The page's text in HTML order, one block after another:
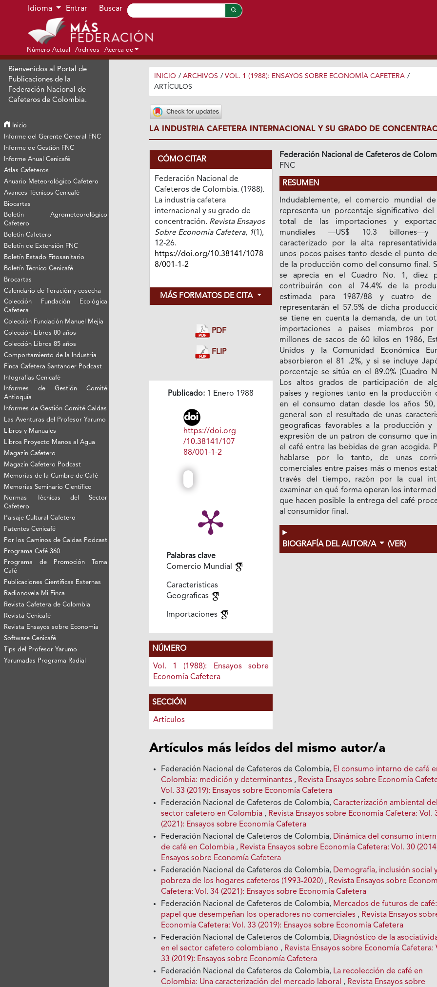
Ir al menú de navegación principal
Ir al contenido principal
Ir al pie de página del sitio
Idioma Entrar Buscar
Número Actual Archivos Acerca de
Bienvenidos al Portal de
Publicaciones de la
Federación Nacional de
Cafeteros de Colombia.
Inicio
Informe del Gerente General FNC
Informe de Gestión FNC
Informe Anual Cenicafé
Atlas Cafeteros
Anuario Meteorológico Cafetero
Avances Técnicos Cenicafé
Biocartas
Boletín Agrometeorológico
Cafetero
Boletín Cafetero
Boletín de Extensión FNC
Boletín Estado Fitosanitario
Boletín Técnico Cenicafé
Brocartas
Calendario de floración y cosecha
Colección Fundación Ecológica
Cafetera
Colección Fundación Manuel Mejía
Colección Libros 80 años
Colección Libros 85 años
Comportamiento de la Industria
Finca Cafetera Santander Podcast
Infografías Cenicafé
Informes de Gestión Comité
Antioquía
Informes de Gestión Comité Caldas
Las Aventuras del Profesor Yarumo
Libros y Manuales
Libros Proyecto Manos al Agua
Magazín Cafetero
Magazín Cafetero Podcast
Memorias de la Cumbre de Café
Memorias Seminario Científico
Normas Técnicas del Sector
Cafetero
Paisaje Cultural Cafetero
Patentes Cenicafé
Por los Caminos de Caldas Podcast
Programa Café 360
Programa de Promoción Toma
Café
Publicaciones Científicas Externas
Radionovela Mi Finca
Revista Cafetera de Colombia
Revista Cenicafé
Revista Ensayos sobre Economía
Software Cenicafé
Tips del Profesor Yarumo
Yarumadas Programa Radial
INICIO / ARCHIVOS / VOL. 1 (1988): ENSAYOS SOBRE ECONOMÍA CAFETERA /
ARTÍCULOS
LA INDUSTRIA CAFETERA INTERNACIONAL Y SU GRADO DE
CÓMO CITAR
Federación Nacional de
Cafeteros de Colombia. (1988).
La industria cafetera
internacional y su grado de
concentración. Revista Ensayos
Sobre Economía Cafetera, 1(1),
12-26.
https://doi.org/10.38141/1078
8/001-1-2
MÁS FORMATOS DE CITA
PDF
FLIP
Publicado: 1 Enero 1988
https://doi.org
/10.38141/107
88/001-1-2
Palabras clave
Comercio Mundial
Caracteristicas
Geograficas
Importaciones
NÚMERO
Vol. 1 (1988): Ensayos sobre
Economía Cafetera
SECCIÓN
Artículos
Federación Nacional de Cafeteros de
FNC
RESUMEN
Indudablemente, el comercio mundial
representa un porcentaje significativo del
total de las importaciones y
mundiales —US$ 10.3 billones—y
caracterizado por Ia alta
unos pocos paises tanto desde el punto
de Ia producción como del consumo final.
se aprecia en el Cuadro No. 1, diez
contribuirán con el 74.4% de Ia
estimada para 1987/88 y cuatro de
representarán el 57.5% de dicha
se tiene en cuenta Ia demanda, de un
importaciones a paises miembros por
millones de sacos de 60 kilos en 1986,
Unidos y Ia Comunidad Económica
absorbieron el 81 .2%, y si se incluye
porcentaje se sitúa en el 89.0% (Cuadro
Los altos grados de participación de
países y regiones tanto en Ia producción
en el consumo datan desde los años
general son el resultado de unas
geograficas favorables a la producción y
expresión de un patron de consumo que
el café entre las bebidas de gran acogida.
hablarse por lo tanto, de unas
comerciales entre paises más o menos
través del tiempo, razón por Ia cual
examinar en qué forma operan los
que hacen posible Ia entrega del café
al consumidor final.
BIOGRAFÍA DEL AUTOR/A (VER)
Artículos más leídos del mismo autor/a
Federación Nacional de Cafeteros de Colombia, El consumo interno de café
Colombia: medición y determinantes , Revista Ensayos sobre Economía
Vol. 33 (2019): Ensayos sobre Economía Cafetera
Federación Nacional de Cafeteros de Colombia,Caracterización ambiental del
sector cafetero en Colombia , Revista Ensayos sobre Economía Cafetera: Vol.
(2021): Ensayos sobre Economía Cafetera
Federación Nacional de Cafeteros de Colombia, Dinámica del consumo
de café en Colombia , Revista Ensayos sobre Economía Cafetera: Vol. 30
Ensayos sobre Economía Cafetera
Federación Nacional de Cafeteros de Colombia, Demografía, inclusión social
pobreza de los hogares cafeteros (1993-2020) , Revista Ensayos sobre
Cafetera: Vol. 34 (2021): Ensayos sobre Economía Cafetera
Federación Nacional de Cafeteros de Colombia, Mercados de futuros de café:
papel que desempeñan los operadores no comerciales , Revista Ensayos
Economía Cafetera: Vol. 33 (2019): Ensayos sobre Economía Cafetera
Federación Nacional de Cafeteros de Colombia, Diagnóstico de la
en el sector cafetero colombiano , Revista Ensayos sobre Economía Cafetera:
33 (2019): Ensayos sobre Economía Cafetera
Federación Nacional de Cafeteros de Colombia, La recolección de café en
Colombia: Una caracterización del mercado laboral , Revista Ensayos sobre